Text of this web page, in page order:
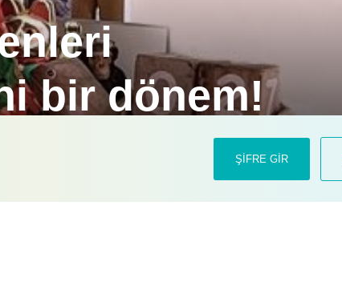
bir dönem!
alerjenleri hassasiyeti için geliştirilen Pro
ŞİFRE GİR